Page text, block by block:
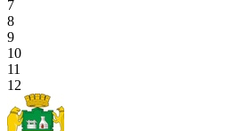
7
8
9
10
11
12